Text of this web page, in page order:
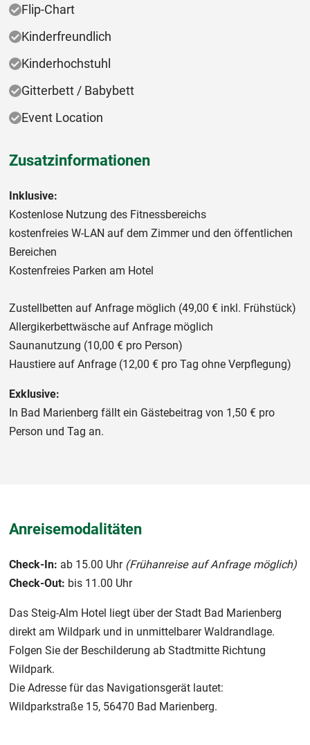
Flip-Chart
Kinderfreundlich
Kinderhochstuhl
Gitterbett / Babybett
Event Location
Zusatzinformationen
Inklusive:
Kostenlose Nutzung des Fitnessbereichs
kostenfreies W-LAN auf dem Zimmer und den öffentlichen
Bereichen
Kostenfreies Parken am Hotel
Zustellbetten auf Anfrage möglich (49,00 € inkl. Frühstück)
Allergikerbettwäsche auf Anfrage möglich
Saunanutzung (10,00 € pro Person)
Haustiere auf Anfrage (12,00 € pro Tag ohne Verpflegung)
Exklusive:
In Bad Marienberg fällt ein Gästebeitrag von 1,50 € pro
Person und Tag an.
Anreisemodalitäten
Check-In: ab 15.00 Uhr (Frühanreise auf Anfrage möglich)
Check-Out: bis 11.00 Uhr
Das Steig-Alm Hotel liegt über der Stadt Bad Marienberg
direkt am Wildpark und in unmittelbarer Waldrandlage.
Folgen Sie der Beschilderung ab Stadtmitte Richtung
Wildpark.
Die Adresse für das Navigationsgerät lautet:
Wildparkstraße 15, 56470 Bad Marienberg.